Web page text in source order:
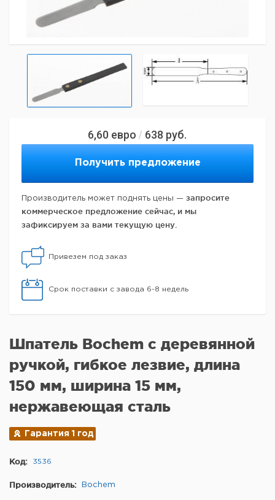
6,60 евро / 638 руб.
Получить предложение
Производитель может поднять цены — запросите
коммерческое предложение сейчас, и мы
зафиксируем за вами текущую цену.
Привезем под заказ
Срок поставки с завода 6-8 недель
Шпатель Bochem с деревянной
ручкой, гибкое лезвие, длина
150 мм, ширина 15 мм,
нержавеющая сталь
Гарантия 1 год
Код: 3536
Производитель: Bochem